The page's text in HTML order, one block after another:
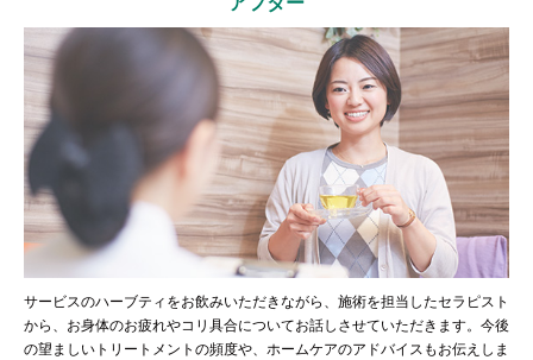
サービスのハーブティをお飲みいただきながら、施術を担当したセラピスト
から、お身体のお疲れやコリ具合についてお話しさせていただきます。今後
の望ましいトリートメントの頻度や、ホームケアのアドバイスもお伝えしま